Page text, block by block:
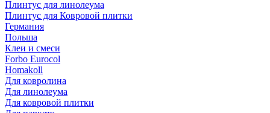
Плинтус для линолеума
Плинтус для Ковровой плитки
Германия
Польша
Клеи и смеси
Forbo Eurocol
Homakoll
Для ковролина
Для линолеума
Для ковровой плитки